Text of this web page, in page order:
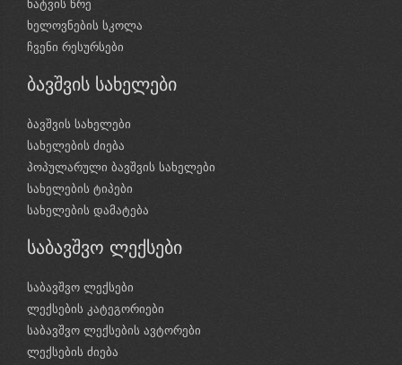
ხატვის წრე
ხელოვნების სკოლა
ჩვენი რესურსები
ბავშვის სახელები
ბავშვის სახელები
სახელების ძიება
პოპულარული ბავშვის სახელები
სახელების ტიპები
სახელების დამატება
საბავშვო ლექსები
საბავშვო ლექსები
ლექსების კატეგორიები
საბავშვო ლექსების ავტორები
ლექსების ძიება